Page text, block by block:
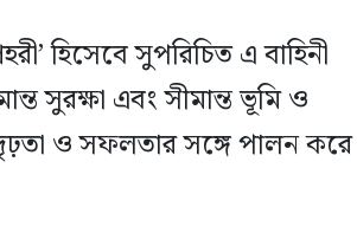
হিসেবে সুপরিচিত এ বাহিনী
সুরক্ষা এবং সীমান্ত ভূমি ও
দৃঢ়তা ও সফলতার সঙ্গে পালন করে